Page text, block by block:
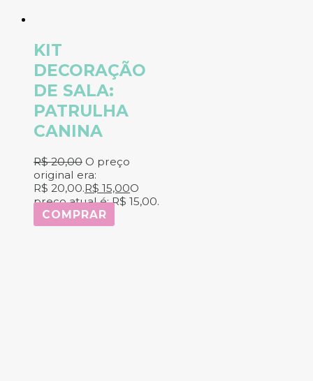
KIT
DECORAÇÃO
DE SALA:
PATRULHA
CANINA
R$20,00 O preço
original era:
R$ 20,00.R$ 15,00O
preço atual é: R$ 15,00.
COMPRAR